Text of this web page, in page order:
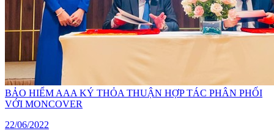
BẢO HIỂM AAA KÝ THỎA THUẬN HỢP TÁC PHÂN PHỐI
VỚI MONCOVER
22/06/2022